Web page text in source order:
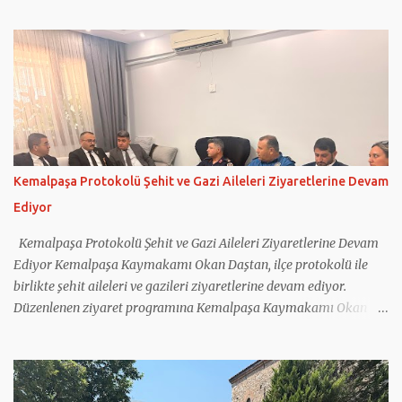
Mehmet Önder Ortoğlu, İlçe Jandarma Komutanlığı’nın
faaliyetleri hakkında Kaymakam Daştan’a bilgi verdi. Jandarma
personeliyle de bir araya gelen Kaymakam Okan Daştan,
vatandaşların huzur ve güvenliği için gece gündüz fedakârca
görev yapan tüm personele teşekkür ederek çalışmalarında
başarılar diledi.
Kemalpaşa Protokolü Şehit ve Gazi Aileleri Ziyaretlerine Devam
Ediyor
Kemalpaşa Protokolü Şehit ve Gazi Aileleri Ziyaretlerine Devam
Ediyor Kemalpaşa Kaymakamı Okan Daştan, ilçe protokolü ile
birlikte şehit aileleri ve gazileri ziyaretlerine devam ediyor.
Düzenlenen ziyaret programına Kemalpaşa Kaymakamı Okan
İlhan Tatar, İlçe Müftüsü Nurullah Birlik ile Sosyal Yardımlaşma
ve Dayanışma Vakfı Müdürü Kadriye Baş katıldı. Kaymakam